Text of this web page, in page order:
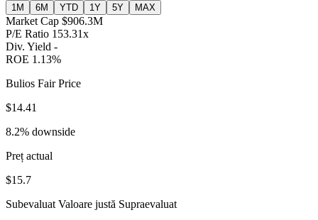
1M 6M YTD 1Y 5Y MAX
Market Cap $906.3M
P/E Ratio 153.31x
Div. Yield -
ROE 1.13%
Bulios Fair Price
$14.41
8.2% downside
Preț actual
$15.7
Subevaluat Valoare justă Supraevaluat